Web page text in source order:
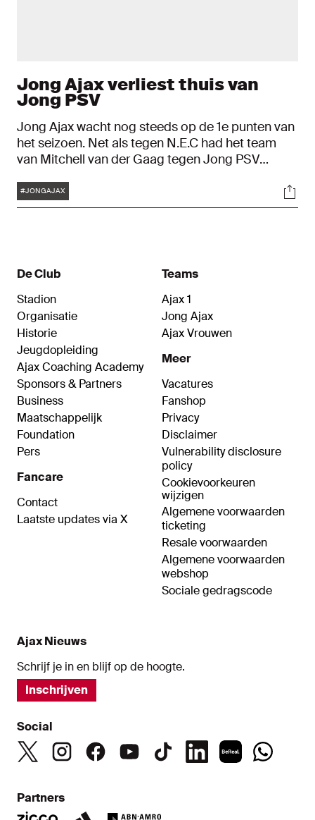
Jong Ajax verliest thuis van
Jong PSV
Jong Ajax wacht nog steeds op de 1e punten van
het seizoen. Net als tegen N.E.C had het team
van Mitchell van der Gaag tegen Jong PSV
jammerlijk met 1-2. Het enige Amsterdamse
doelpunt kwam op naam van Jurgen
Tags
#JONGAJAX
De Club
Stadion
Organisatie
Historie
Jeugdopleiding
Ajax Coaching Academy
Sponsors & Partners
Business
Maatschappelijk
Foundation
Pers
Fancare
Contact
Laatste updates via X
Teams
Ajax 1
Jong Ajax
Ajax Vrouwen
Meer
Vacatures
Fanshop
Privacy
Disclaimer
Vulnerability disclosure
policy
Cookievoorkeuren
wijzigen
Algemene voorwaarden
ticketing
Resale voorwaarden
Algemene voorwaarden
webshop
Sociale gedragscode
Ajax Nieuws
Schrijf je in en blijf op de hoogte.
Inschrijven
Social
Partners